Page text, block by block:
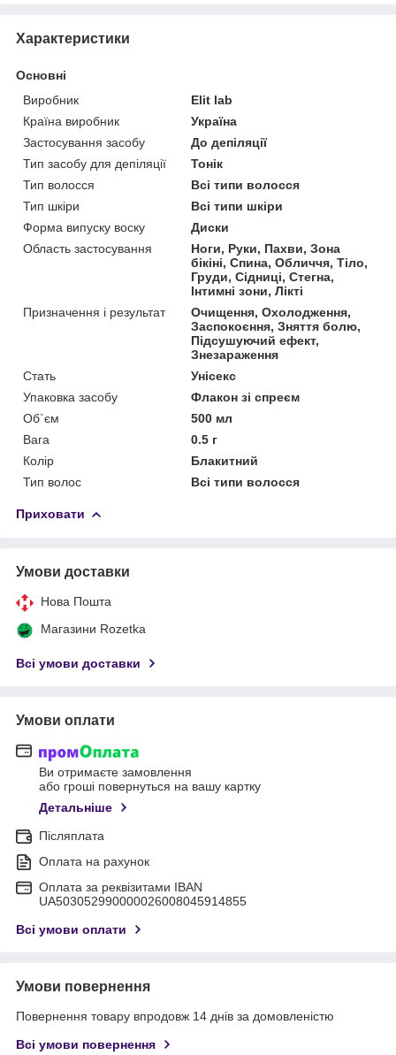
Характеристики
Основні
Виробник
Elit lab
Країна виробник
Україна
Застосування засобу
До депіляції
Тип засобу для депіляції
Тонік
Тип волосся
Всі типи волосся
Тип шкіри
Всі типи шкіри
Форма випуску воску
Диски
Область застосування
Ноги, Руки, Пахви, Зона
бікіні, Спина, Обличчя, Тіло,
Груди, Сідниці, Стегна,
Інтимні зони, Лікті
Призначення і результат
Очищення, Охолодження,
Заспокоєння, Зняття болю,
Підсушуючий ефект,
Знезараження
Стать
Унісекс
Упаковка засобу
Флакон зі спреєм
Об`єм
500 мл
Вага
0.5 г
Колір
Блакитний
Тип волос
Всі типи волосся
Приховати
Умови доставки
Нова Пошта
Магазини Rozetka
Всі умови доставки
Умови оплати
Ви отримаєте замовлення
або гроші повернуться на вашу картку
Детальніше
Післяплата
Оплата на рахунок
Оплата за реквізитами IBAN
UA503052990000026008045914855
Всі умови оплати
Умови повернення
Повернення товару впродовж 14 днів за домовленістю
Всі умови повернення